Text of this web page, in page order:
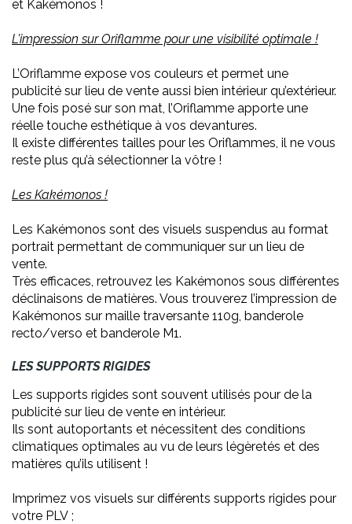
et Kakémonos !
L’impression sur Oriflamme pour une visibilité optimale !
L’Oriflamme expose vos couleurs et permet une
publicité sur lieu de vente aussi bien intérieur qu’extérieur.
Une fois posé sur son mat, l’Oriflamme apporte une
réelle touche esthétique à vos devantures.
Il existe différentes tailles pour les Oriflammes, il ne vous
reste plus qu’à sélectionner la vôtre !
Les Kakémonos !
Les Kakémonos sont des visuels suspendus au format
portrait permettant de communiquer sur un lieu de
vente.
Très efficaces, retrouvez les Kakémonos sous différentes
déclinaisons de matières. Vous trouverez l’impression de
Kakémonos sur maille traversante 110g, banderole
recto/verso et banderole M1.
LES SUPPORTS RIGIDES
Les supports rigides sont souvent utilisés pour de la
publicité sur lieu de vente en intérieur.
Ils sont autoportants et nécessitent des conditions
climatiques optimales au vu de leurs légèretés et des
matières qu’ils utilisent !
Imprimez vos visuels sur différents supports rigides pour
votre PLV ;